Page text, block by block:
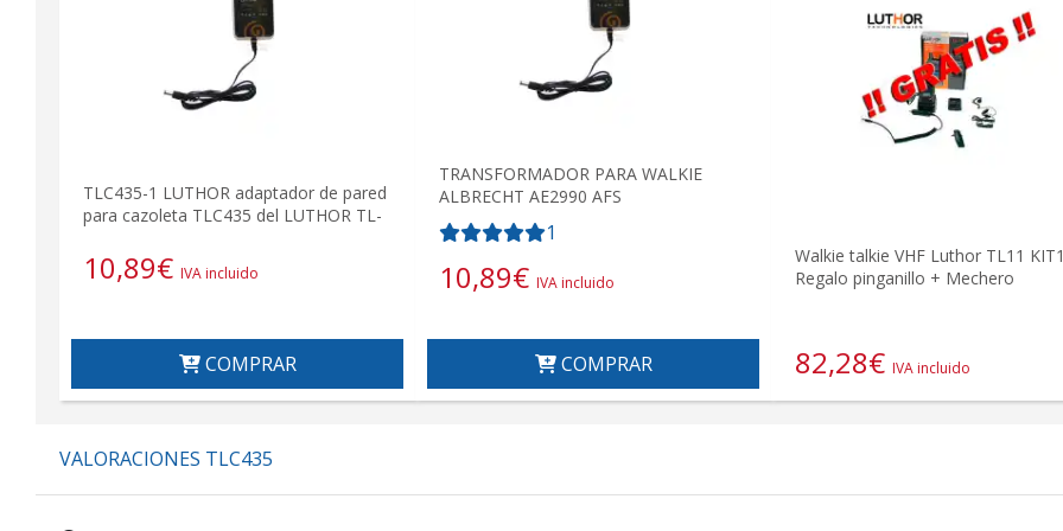
TLC435-1 LUTHOR adaptador de pared
para cazoleta TLC435 del LUTHOR TL-
10,89€ IVA incluido
COMPRAR
TRANSFORMADOR PARA WALKIE
ALBRECHT AE2990 AFS
1
10,89€ IVA incluido
COMPRAR
Walkie talkie VHF Luthor TL11
Regalo pinganillo + Mechero
82,28€ IVA incluido
VALORACIONES TLC435